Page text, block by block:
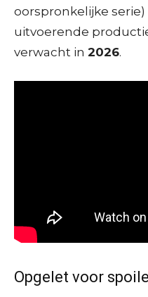
oorspronkelijke
uitvoerende
verwacht in 2026.
Opgelet voor